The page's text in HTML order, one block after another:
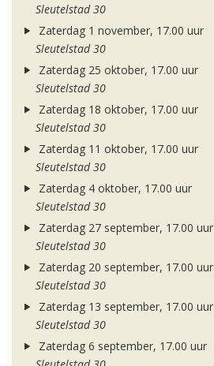
Sleutelstad 30
Zaterdag 1 november, 17.00 uur
Sleutelstad 30
Zaterdag 25 oktober, 17.00 uur
Sleutelstad 30
Zaterdag 18 oktober, 17.00 uur
Sleutelstad 30
Zaterdag 11 oktober, 17.00 uur
Sleutelstad 30
Zaterdag 4 oktober, 17.00 uur
Sleutelstad 30
Zaterdag 27 september, 17.00 uur
Sleutelstad 30
Zaterdag 20 september, 17.00 uur
Sleutelstad 30
Zaterdag 13 september, 17.00 uur
Sleutelstad 30
Zaterdag 6 september, 17.00 uur